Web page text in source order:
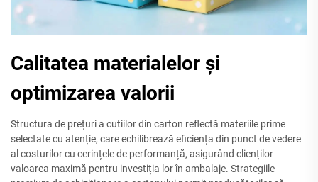
Calitatea materialelor și
optimizarea valorii
Structura de prețuri a cutiilor din carton reflectă materiile prime
selectate cu atenție, care echilibrează eficiența din punct de vedere
al costurilor cu cerințele de performanță, asigurând clienților
valoarea maximă pentru investiția lor în ambalaje. Strategiile